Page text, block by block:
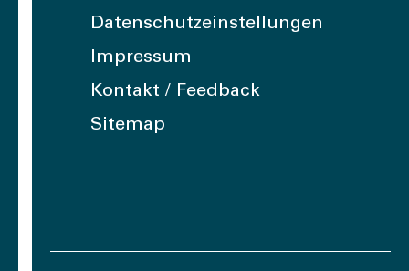
Datenschutzeinstellungen
Impressum
Kontakt / Feedback
Sitemap